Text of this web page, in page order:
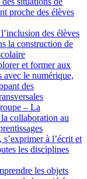
proche des élèves
des élèves
la construction de
et former aux
avec le numérique,
des
– La
collaboration au
à l’écrit et
les disciplines
les objets